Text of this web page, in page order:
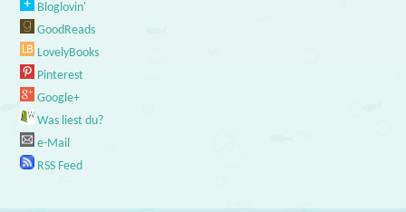
Bloglovin'
GoodReads
LovelyBooks
Pinterest
Google+
Was liest du?
e-Mail
RSS Feed